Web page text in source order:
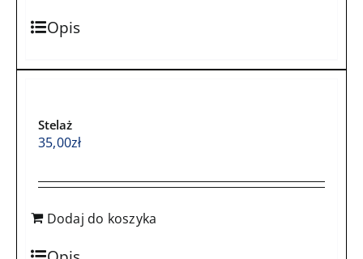
Opis
Stelaż
35,00zł
Dodaj do koszyka